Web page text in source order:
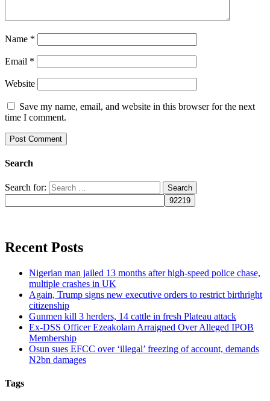
Name *
Email *
Website
Save my name, email, and website in this browser for the next
time I comment.
Search
Search for:
Recent Posts
Nigerian man jailed 13 months after high-speed police chase,
multiple crashes in UK
Again, Trump signs new executive orders to restrict birthright
citizenship
Gunmen kill 3 herders, 14 cattle in fresh Plateau attack
Ex-DSS Officer Ezeakolam Arraigned Over Alleged IPOB
Membership
Osun sues EFCC over ‘illegal’ freezing of account, demands
N2bn damages
Tags